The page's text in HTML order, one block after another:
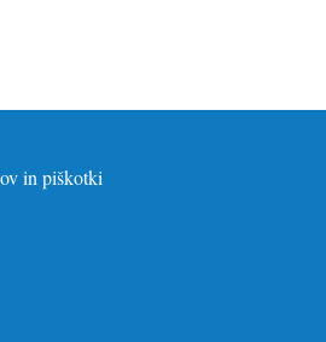
in piškotki